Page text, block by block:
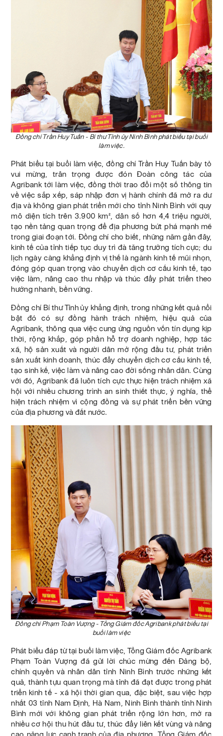
Đồng chí Trần Huy Tuấn - Bí thư Tỉnh ủy Ninh Bình phát biểu tại buổi
làm việc.
Phát biểu tại buổi làm việc, đồng chí Trần Huy Tuấn bày tỏ
vui mừng, trân trọng được đón Đoàn công tác của
Agribank tới làm việc, đồng thời trao đổi một số thông tin
về việc sắp xếp, sáp nhập đơn vị hành chính đã mở ra dư
địa và không gian phát triển mới cho tỉnh Ninh Bình với quy
mô diện tích trên 3.900 km², dân số hơn 4,4 triệu người,
tạo nền tảng quan trọng để địa phương bứt phá mạnh mẽ
trong giai đoạn tới. Đồng chí cho biết, những năm gần đây,
kinh tế của tỉnh tiếp tục duy trì đà tăng trưởng tích cực; du
lịch ngày càng khẳng định vị thế là ngành kinh tế mũi nhọn,
đóng góp quan trọng vào chuyển dịch cơ cấu kinh tế, tạo
việc làm, nâng cao thu nhập và thúc đẩy phát triển theo
hướng nhanh, bền vững.
Đồng chí Bí thư Tỉnh ủy khẳng định, trong những kết quả nổi
bật đó có sự đồng hành trách nhiệm, hiệu quả của
Agribank, thông qua việc cung ứng nguồn vốn tín dụng kịp
thời, rộng khắp, góp phần hỗ trợ doanh nghiệp, hợp tác
xã, hộ sản xuất và người dân mở rộng đầu tư, phát triển
sản xuất kinh doanh, thúc đẩy chuyển dịch cơ cấu kinh tế,
tạo sinh kế, việc làm và nâng cao đời sống nhân dân. Cùng
với đó, Agribank đã luôn tích cực thực hiện trách nhiệm xã
hội với nhiều chương trình an sinh thiết thực, ý nghĩa, thể
hiện trách nhiệm vì cộng đồng và sự phát triển bền vững
của địa phương và đất nước.
Đồng chí Phạm Toàn Vượng - Tổng Giám đốc Agribank phát biểu tại
buổi làm việc
Phát biểu đáp từ tại buổi làm việc, Tổng Giám đốc Agribank
Phạm Toàn Vượng đã gửi lời chúc mừng đến Đảng bộ,
chính quyền và nhân dân tỉnh Ninh Bình trước những kết
quả, thành tựu quan trọng mà tỉnh đã đạt được trong phát
triển kinh tế - xã hội thời gian qua, đặc biệt, sau việc hợp
nhất 03 tỉnh Nam Định, Hà Nam, Ninh Bình thành tỉnh Ninh
Bình mới với không gian phát triển rộng lớn hơn, mở ra
nhiều cơ hội thu hút đầu tư, thúc đẩy liên kết vùng và nâng
cao năng lực cạnh tranh của địa phương. Tổng Giám đốc